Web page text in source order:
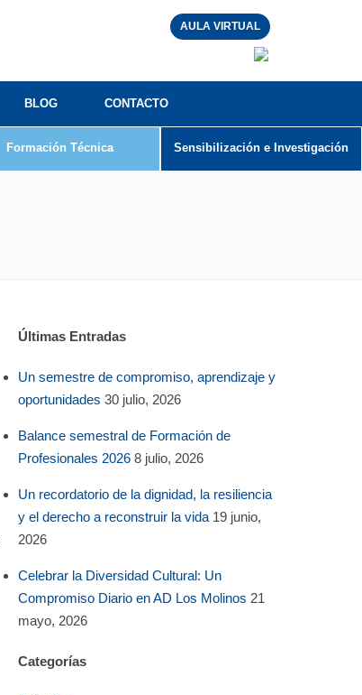
AULA VIRTUAL
BLOG CONTACTO
Formación Técnica Sensibilización e Investigación
Últimas Entradas
Un semestre de compromiso, aprendizaje y
oportunidades 30 julio, 2026
Balance semestral de Formación de
Profesionales 2026 8 julio, 2026
Un recordatorio de la dignidad, la resiliencia
y el derecho a reconstruir la vida 19 junio,
2026
Celebrar la Diversidad Cultural: Un
Compromiso Diario en AD Los Molinos 21
mayo, 2026
Categorías